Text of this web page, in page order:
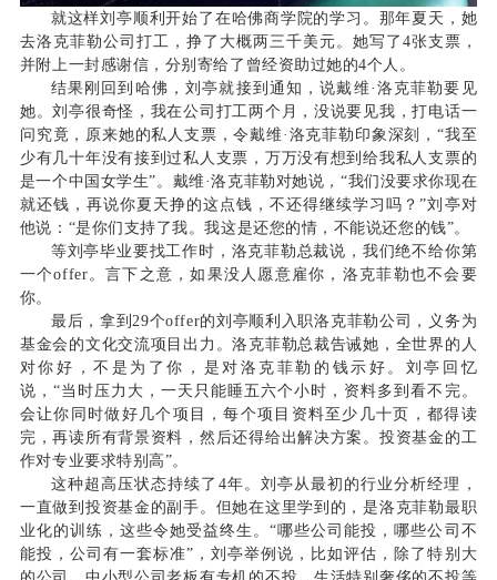
就这样刘亭顺利开始了在哈佛商学院的学习。那年夏天，她
去洛克菲勒公司打工，挣了大概两三千美元。她写了4张支票，
并附上一封感谢信，分别寄给了曾经资助过她的4个人。
结果刚回到哈佛，刘亭就接到通知，说戴维·洛克菲勒要见
她。刘亭很奇怪，我在公司打工两个月，没说要见我，打电话一
问究竟，原来她的私人支票，令戴维·洛克菲勒印象深刻，“我至
少有几十年没有接到过私人支票，万万没有想到给我私人支票的
是一个中国女学生”。戴维·洛克菲勒对她说，“我们没要求你现在
就还钱，再说你夏天挣的这点钱，不还得继续学习吗？”刘亭对
他说：“是你们支持了我。我这是还您的情，不能说还您的钱”。
等刘亭毕业要找工作时，洛克菲勒总裁说，我们绝不给你第
一个offer。言下之意，如果没人愿意雇你，洛克菲勒也不会要
你。
最后，拿到29个offer的刘亭顺利入职洛克菲勒公司，义务为
基金会的文化交流项目出力。洛克菲勒总裁告诫她，全世界的人
对你好，不是为了你，是对洛克菲勒的钱示好。刘亭回忆
说，“当时压力大，一天只能睡五六个小时，资料多到看不完。
会让你同时做好几个项目，每个项目资料至少几十页，都得读
完，再读所有背景资料，然后还得给出解决方案。投资基金的工
作对专业要求特别高”。
这种超高压状态持续了4年。刘亭从最初的行业分析经理，
一直做到投资基金的副手。但她在这里学到的，是洛克菲勒最职
业化的训练，这些令她受益终生。“哪些公司能投，哪些公司不
能投，公司有一套标准”，刘亭举例说，比如评估，除了特别大